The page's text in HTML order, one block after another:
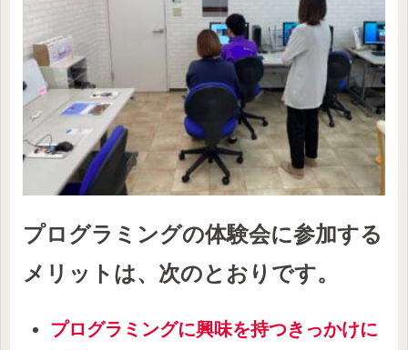
プログラミングの体験会に参加する
メリットは、次のとおりです。
プログラミングに興味を持つきっかけに